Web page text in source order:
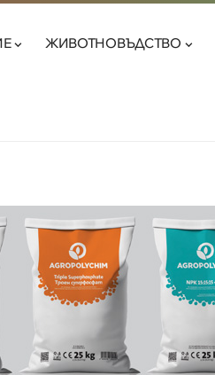
ЖИВОТНОВЪДСТВО